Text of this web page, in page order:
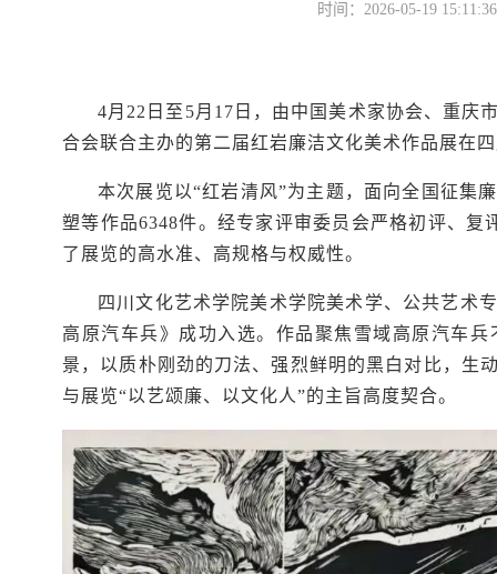
时间：2026-05-19
4月22日至5月17日，由中国美术家协会、重庆
合会联合主办的第二届红岩廉洁文化美术作品展在
本次展览以“红岩清风”为主题，面向全国征集
塑等作品6348件。经专家评审委员会严格初评、
了展览的高水准、高规格与权威性。
四川文化艺术学院美术学院美术学、公共艺术
高原汽车兵》成功入选。作品聚焦雪域高原汽车
景，以质朴刚劲的刀法、强烈鲜明的黑白对比，生
与展览“以艺颂廉、以文化人”的主旨高度契合。